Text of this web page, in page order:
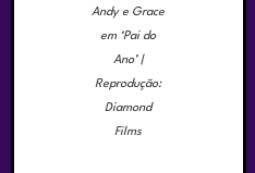
Andy e Grace
em ‘Pai do
Ano’ |
Reprodução:
Diamond
Films